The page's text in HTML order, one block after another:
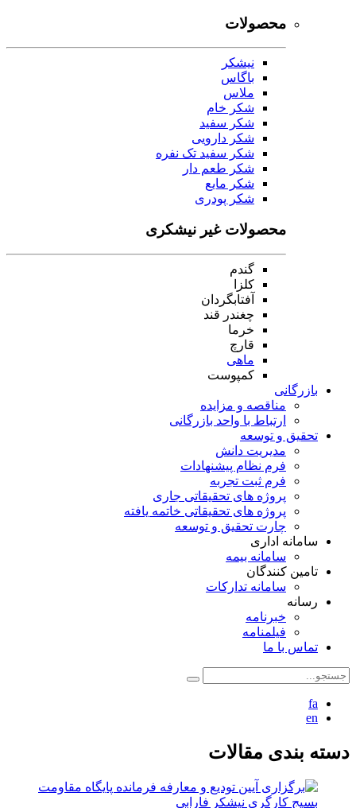
محصولات
نیشکر
باگاس
ملاس
شکر خام
شکر سفید
شکر دارویی
شکر سفید تک نفره
شکر طعم دار
شکر مایع
شکر پودری
محصولات غیر نیشکری
گندم
کلزا
آفتابگردان
چغندر قند
خرما
قارچ
ماهی
کمپوست
بازرگانی
مناقصه و مزایده
ارتباط با واحد بازرگانی
تحقیق و توسعه
مدیریت دانش
فرم نظام پیشنهادات
فرم ثبت تجربه
پروژه های تحقیقاتی جاری
پروژه های تحقیقاتی خاتمه یافته
چارت تحقیق و توسعه
سامانه اداری
سامانه بیمه
تامین کنندگان
سامانه تدارکات
رسانه
خبرنامه
فیلمنامه
تماس با ما
fa
en
دسته بندی مقالات